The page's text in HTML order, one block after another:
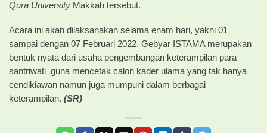
Qura University Makkah tersebut.
Acara ini akan dilaksanakan selama enam hari, yakni 01
sampai dengan 07 Februari 2022. Gebyar ISTAMA merupakan
bentuk nyata dari usaha pengembangan keterampilan para
santriwati guna mencetak calon kader ulama yang tak hanya
cendikiawan namun juga mumpuni dalam berbagai
keterampilan. (SR)